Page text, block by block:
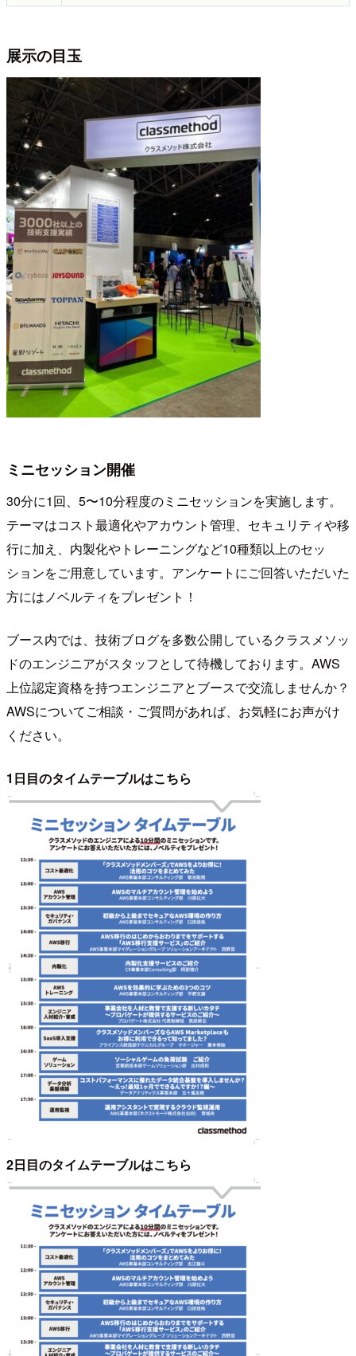
展示の目玉
ミニセッション開催
30分に1回、5〜10分程度のミニセッションを実施します。
テーマはコスト最適化やアカウント管理、セキュリティや移
行に加え、内製化やトレーニングなど10種類以上のセッ
ションをご用意しています。アンケートにご回答いただいた
方にはノベルティをプレゼント！
ブース内では、技術ブログを多数公開しているクラスメソッ
ドのエンジニアがスタッフとして待機しております。AWS
上位認定資格を持つエンジニアとブースで交流しませんか？
AWSについてご相談・ご質問があれば、お気軽にお声がけ
ください。
1日目のタイムテーブルはこちら
2日目のタイムテーブルはこちら